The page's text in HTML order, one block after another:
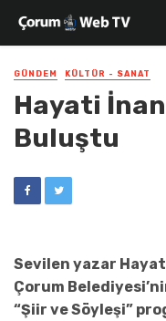
GÜNDEM KÜLTÜR - SANAT
Hayati
Buluştu
Sevilen yazar
Çorum
“Şiir ve Söyleşi”